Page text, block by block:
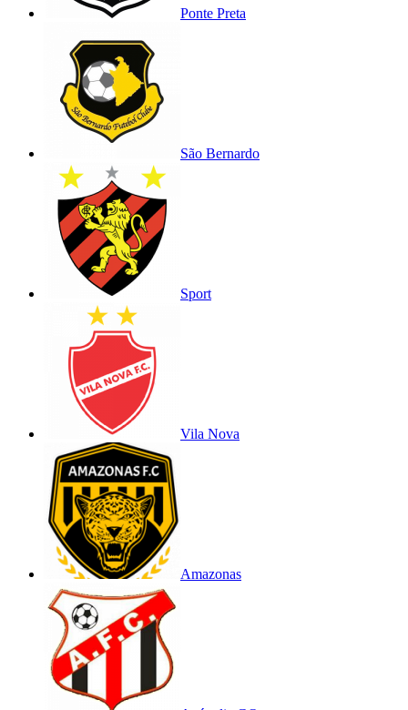
Ponte Preta
São Bernardo
Sport
Vila Nova
Amazonas